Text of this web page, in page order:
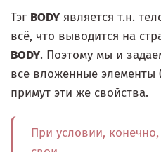
Тэг BODY является т.н.
всё, что выводится на
BODY. Поэтому мы и
все вложенные элементы
примут эти же свойства.
При условии,